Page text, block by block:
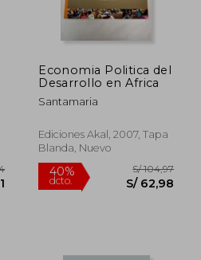
55%
dcto.
S/
S/
Economia Politica del
Desarrollo en Africa
Santamaria
Ediciones Akal, 2007, Tapa
Blanda, Nuevo